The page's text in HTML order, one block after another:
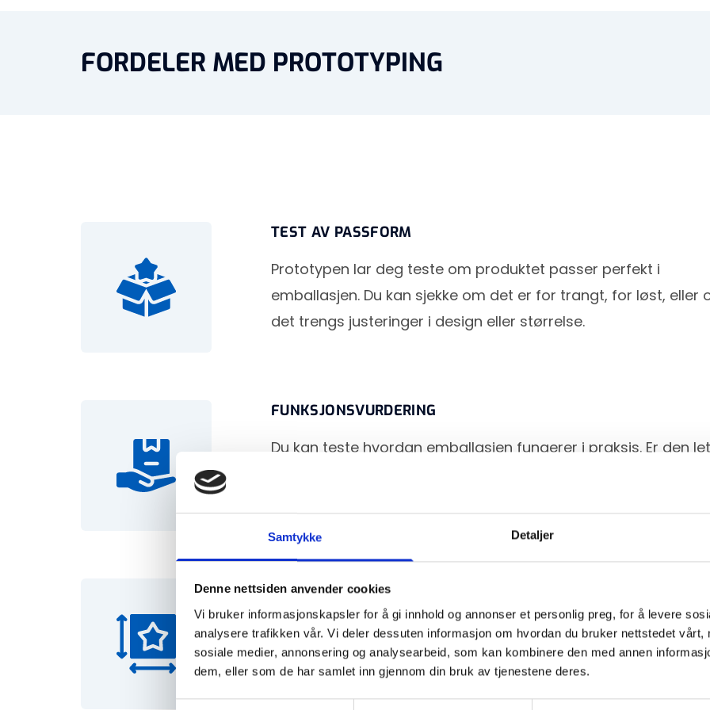
Samtykke Detaljer
Denne nettsiden anvender cookies
Vi bruker informasjonskapsler for å gi innhold og annonser et personlig preg, for å levere
analysere trafikken vår. Vi deler dessuten informasjon om hvordan du bruker nettstedet vårt,
sosiale medier, annonsering og analysearbeid, som kan kombinere den med annen
dem, eller som de har samlet inn gjennom din bruk av tjenestene deres.
FORDELER MED PROTOTYPING
TEST AV PASSFORM
Prototypen lar deg teste om produktet passer perfekt i
emballasjen. Du kan sjekke om det er for trangt, for løst, eller
det trengs justeringer i design eller størrelse.
FUNKSJONSVURDERING
Du kan teste hvordan emballasjen fungerer i praksis. Er den
DESIGNEVALUERING
Prototypen gir deg mulighet til å vurdere det visuelle
gjøre endringer før produksjon. Du kan se hvordan print og
ser ut på det faktiske materialet.